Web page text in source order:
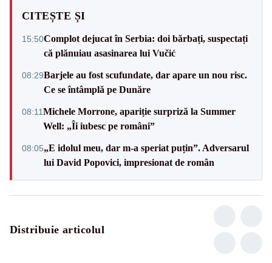
CITEȘTE ȘI
15:50Complot dejucat în Serbia: doi bărbați, suspectați
că plănuiau asasinarea lui Vučić
08:29Barjele au fost scufundate, dar apare un nou risc.
Ce se întâmplă pe Dunăre
08:11Michele Morrone, apariție surpriză la Summer
Well: „Îi iubesc pe români”
08:05„E idolul meu, dar m-a speriat puțin”. Adversarul
lui David Popovici, impresionat de român
Distribuie articolul